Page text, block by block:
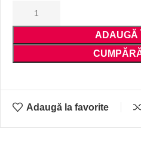
ADAUGĂ
Adaugă la favorite